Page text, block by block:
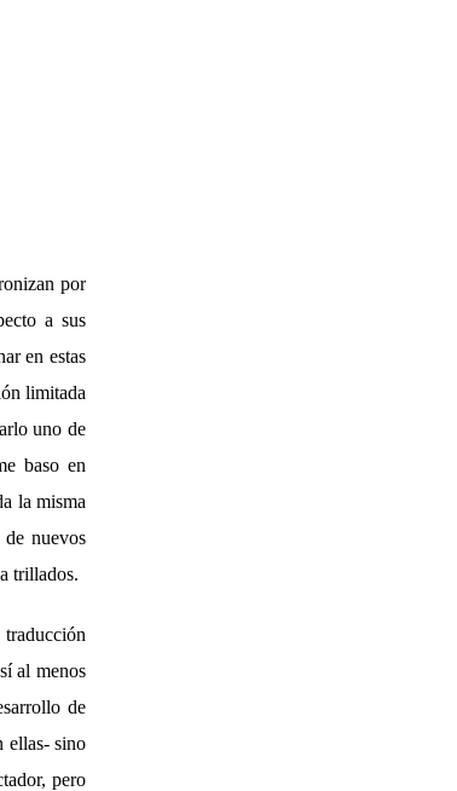
por
a sus
en estas
limitada
uno de
baso en
la misma
nuevos
trillados.
al menos
de
ellas- sino
pero